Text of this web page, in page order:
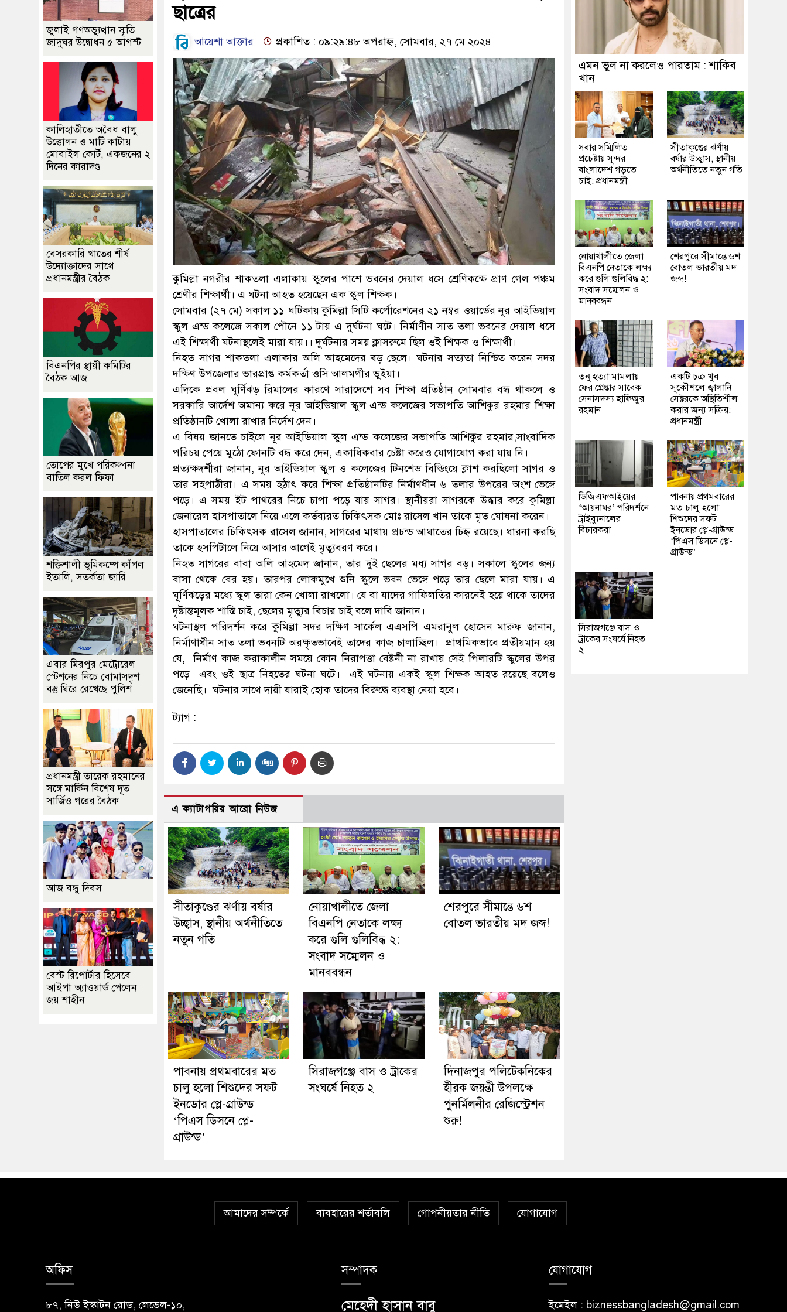
ছাত্রের
আয়েশা আক্তার প্রকাশিত : ০৯:২৯:৪৮ অপরাহ্ন, সোমবার, ২৭ মে ২০২৪
কু‌মিল্লা নগরীর শাকতলা এলাকায় স্কুলের পাশে ভবনের দেয়াল ধসে শ্রেণিকক্ষে প্রাণ গেল পঞ্চম
শ্রেণীর শিক্ষার্থী। এ ঘটনা আহত হয়েছেন এক স্কুল শিক্ষক।
সোমবার (২৭ মে) সকাল ১১ ঘটিকায় কুমিল্লা সিটি কর্পোরেশনের ২১ নম্বর ওয়ার্ডের নূর আইডিয়াল
স্কুল এন্ড কলেজে সকাল পৌনে ১১ টায় এ দুর্ঘটনা ঘটে। নির্মাণীন সাত তলা ভবনের দেয়াল ধ‌সে
এই শিক্ষার্থী ঘটনাস্থলেই মারা যায়।। দুর্ঘটনার সময় ক্লাসরুমে ছিল ওই শিক্ষক ও শিক্ষার্থী।
নিহত সাগর শাকতলা এলাকার অলি আহমেদের বড় ছেলে। ঘটনার সত্যতা নিশ্চিত করেন সদর
দক্ষিণ উপজেলার ভারপ্রাপ্ত কর্মকর্তা ওসি আলমগীর ভুইয়া।
এদিকে প্রবল ঘূর্ণিঝড় রিমালের কারণে সারাদেশে সব শিক্ষা প্রতিষ্ঠান সোমবার বন্ধ থাকলে ও
সরকারি আর্দেশ অমান্য করে নূর আই‌ডিয়াল স্কুল এন্ড ক‌লে‌জের সভাপতি আশিকুর রহমার শিক্ষা
প্রতিষ্ঠানটি খোলা রাখার নির্দেশ দেন।
এ বিষয় জানতে চাইলে নূর আই‌ডিয়াল স্কুল এন্ড ক‌লে‌জের সভাপতি আশিকুর রহমার,সাংবাদিক
পরিচয় পেয়ে মুঠো ফোনটি বন্ধ করে দেন, একাধিকবার চেষ্টা করেও যোগাযোগ করা যায় নি।
প্রত্যক্ষদর্শীরা জানান, নূর আইডিয়াল স্কুল ও কলেজের টিনশেড বিল্ডিংয়ে ক্লাশ করছিলো সাগর ও
তার সহপাঠীরা। এ সময় হঠাৎ করে শিক্ষা প্রতিষ্ঠানটির নির্মাণধীন ৬ তলার উপরের অংশ ভেঙ্গে
পড়ে। এ সময় ইট পাথরের নিচে চাপা পড়ে যায় সাগর। স্থানীয়রা সাগরকে উদ্ধার করে কুমিল্লা
জেনারেল হাসপাতালে নিয়ে এলে কর্তব্যরত চিকিৎসক মোঃ রাসেল খান তাকে মৃত ঘোষনা করেন।
হাসপাতালের চিকিৎসক রাসেল জানান, সাগরের মাথায় প্রচন্ড আঘাতের চিহ্ন রয়েছে। ধারনা করছি
তাকে হসপিটালে নিয়ে আসার আগেই মৃত্যুবরণ করে।
নিহত সাগরের বাবা অলি আহমেদ জানান, তার দুই ছেলের মধ্য সাগর বড়। সকালে স্কুলের জন্য
বাসা থেকে বের হয়। তারপর লোকমুখে শুনি স্কুলে ভবন ভেঙ্গে পড়ে তার ছেলে মারা যায়। এ
ঘূর্ণিঝড়ের মধ্যে স্কুল তারা কেন খোলা রাখলো। যে বা যাদের গাফিলতির কারনেই হয়ে থাকে তাদের
দৃষ্টান্তমূলক শাস্তি চাই, ছেলের মৃত্যুর বিচার চাই বলে দাবি জানান।
ঘটনাস্থল পরিদর্শন করে কুমিল্লা সদর দক্ষিণ সার্কেল এএসপি এমরানুল হোসেন মারুফ জানান,
নির্মাণাধীন সাত তলা ভবনটি অরক্ষৃতভাবেই তাদের কাজ চালাচ্ছিল। প্রাথমিকভাবে প্রতীয়মান হয়
যে, নির্মাণ কাজ করাকালীন সময়ে কোন নিরাপত্তা বেষ্টনী না রাখায় সেই পিলারটি স্কুলের উপর
পড়ে এবং ওই ছাত্র নিহতের ঘটনা ঘটে। এই ঘটনায় একই স্কুল শিক্ষক আহত রয়েছে বলেও
জেনেছি। ঘটনার সাথে দায়ী যারাই হোক তাদের বিরুদ্ধে ব্যবস্থা নেয়া হবে।
ট্যাগ :
এ ক্যাটাগরির আরো নিউজ
সীতাকুণ্ডের ঝর্ণায় বর্ষার
উচ্ছ্বাস, স্থানীয় অর্থনীতিতে
নতুন গতি
নোয়াখালীতে জেলা
বিএনপি নেতাকে লক্ষ্য
করে গুলি গুলিবিদ্ধ ২:
সংবাদ সম্মেলন ও
মানববন্ধন
শেরপুরে সীমান্তে ৬শ
বোতল ভারতীয় মদ জব্দ!
পাবনায় প্রথমবারের মত
চালু হলো শিশুদের সফট
ইনডোর প্লে-গ্রাউন্ড
‘পিএস ডিসনে প্লে-
গ্রাউন্ড’
সিরাজগঞ্জে বাস ও ট্রাকের
সংঘর্ষে নিহত ২
দিনাজপুর পলিটেকনিকের
হীরক জয়ন্তী উপলক্ষে
পুনর্মিলনীর রেজিস্ট্রেশন
শুরু!
জুলাই গণঅভ্যুত্থান স্মৃতি
জাদুঘর উদ্বোধন ৫ আগস্ট
কালিহাতীতে অবৈধ বালু
উত্তোলন ও মাটি কাটায়
মোবাইল কোর্ট, একজনের ২
দিনের কারাদণ্ড
বেসরকারি খাতের শীর্ষ
উদ্যোক্তাদের সাথে
প্রধানমন্ত্রীর বৈঠক
বিএনপির স্থায়ী কমিটির
বৈঠক আজ
তোপের মুখে পরিকল্পনা
বাতিল করল ফিফা
শক্তিশালী ভূমিকম্পে কাঁপল
ইতালি, সতর্কতা জারি
এবার মিরপুর মেট্রোরেল
স্টেশনের নিচে বোমাসদৃশ
বস্তু ঘিরে রেখেছে পুলিশ
প্রধানমন্ত্রী তারেক রহমানের
সঙ্গে মার্কিন বিশেষ দূত
সার্জিও গরের বৈঠক
আজ বন্ধু দিবস
বেস্ট রিপোর্টার হিসেবে
আইপা অ্যাওয়ার্ড পেলেন
জয় শাহীন
এমন ভুল না করলেও পারতাম : শাকিব
খান
সবার সম্মিলিত
প্রচেষ্টায় সুন্দর
বাংলাদেশ গড়তে
চাই: প্রধানমন্ত্রী
সীতাকুণ্ডের ঝর্ণায়
বর্ষার উচ্ছ্বাস, স্থানীয়
অর্থনীতিতে নতুন গতি
নোয়াখালীতে জেলা
বিএনপি নেতাকে লক্ষ্য
করে গুলি গুলিবিদ্ধ ২:
সংবাদ সম্মেলন ও
মানববন্ধন
শেরপুরে সীমান্তে ৬শ
বোতল ভারতীয় মদ
জব্দ!
তনু হত্যা মামলায়
ফের গ্রেপ্তার সাবেক
সেনাসদস্য হাফিজুর
রহমান
একটি চক্র খুব
সুকৌশলে জ্বালানি
সেক্টরকে অস্থিতিশীল
করার জন্য সক্রিয়:
প্রধানমন্ত্রী
ডিজিএফআইয়ের
‘আয়নাঘর’ পরিদর্শনে
ট্রাইব্যুনালের
বিচারকরা
পাবনায় প্রথমবারের
মত চালু হলো
শিশুদের সফট
ইনডোর প্লে-গ্রাউন্ড
‘পিএস ডিসনে প্লে-
গ্রাউন্ড’
সিরাজগঞ্জে বাস ও
ট্রাকের সংঘর্ষে নিহত
২
আমাদের সম্পর্কে ব্যবহারের শর্তাবলি গোপনীয়তার নীতি যোগাযোগ
অফিস
৮৭, নিউ ইস্কাটন রোড, লেভেল-১০,
সম্পাদক
মেহেদী হাসান বাবু
যোগাযোগ
ইমেইল : biznessbangladesh@gmail.com